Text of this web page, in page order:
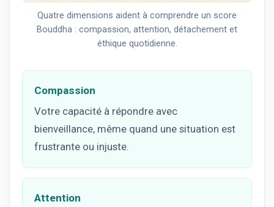
Quatre dimensions aident à comprendre un score
Bouddha : compassion, attention, détachement et
éthique quotidienne.
Compassion
Votre capacité à répondre avec
bienveillance, même quand une situation est
frustrante ou injuste.
Attention